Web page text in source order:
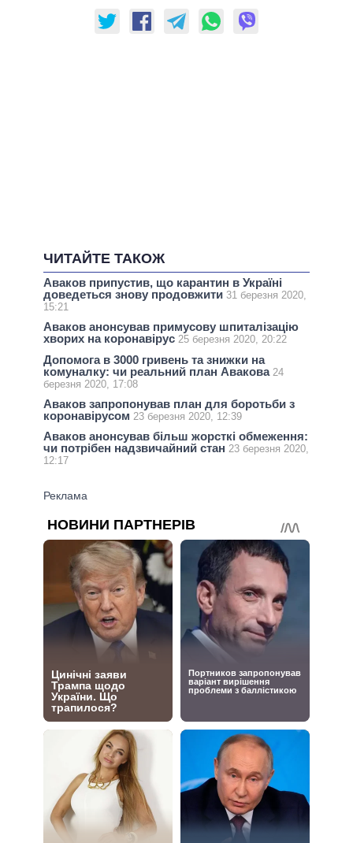
ЧИТАЙТЕ ТАКОЖ
Аваков припустив, що карантин в Україні
доведеться знову продовжити 31 березня 2020,
15:21
Аваков анонсував примусову шпиталізацію
хворих на коронавірус 25 березня 2020, 20:22
Допомога в 3000 гривень та знижки на
комуналку: чи реальний план Авакова 24
березня 2020, 17:08
Аваков запропонував план для боротьби з
коронавірусом 23 березня 2020, 12:39
Аваков анонсував більш жорсткі обмеження:
чи потрібен надзвичайний стан 23 березня 2020,
12:17